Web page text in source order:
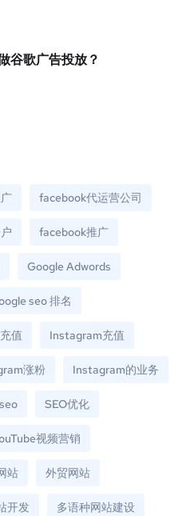
谷歌广告投放？
facebook代运营公司
facebook推广
Google Adwords
seo 排名
值 Instagram充值
涨粉 Instagram的业务
seo SEO优化
视频营销
站 外贸网站
开发 多语种网站建设